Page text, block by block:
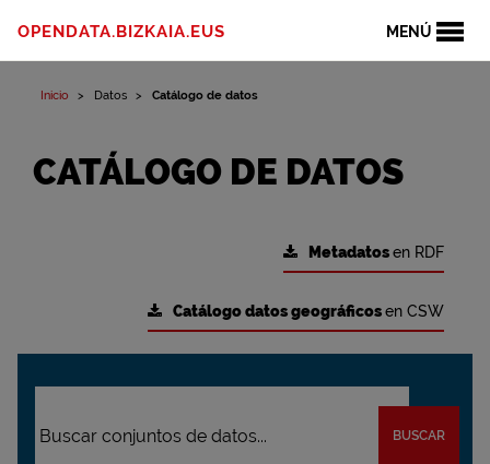
MENÚ
OPENDATA.BIZKAIA.EUS
Inicio Datos Catálogo de datos
CATÁLOGO DE DATOS
Metadatosen RDF
Catálogo datos geográficosen CSW
BUSCAR